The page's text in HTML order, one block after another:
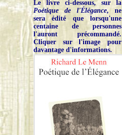
Le livre ci-dessous, sur la
Poétique de l'Élégance, ne
sera édité que lorsqu'une
centaine de personnes
l'auront précommandé.
Cliquer sur l'image pour
davantage d'informations.